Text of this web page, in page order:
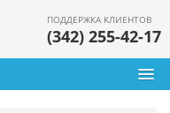
ПОДДЕРЖКА КЛИЕНТОВ
(342) 255-42-17